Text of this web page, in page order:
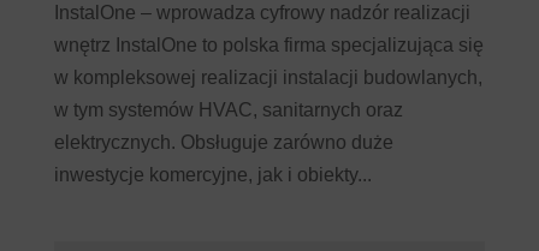
InstalOne – wprowadza cyfrowy nadzór realizacji
wnętrz InstalOne to polska firma specjalizująca się
w kompleksowej realizacji instalacji budowlanych,
w tym systemów HVAC, sanitarnych oraz
elektrycznych. Obsługuje zarówno duże
inwestycje komercyjne, jak i obiekty...